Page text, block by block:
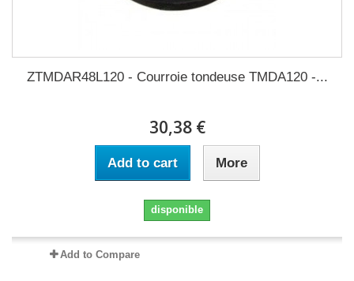
ZTMDAR48L120 - Courroie tondeuse TMDA120 -...
30,38 €
Add to cart More
disponible
Add to Compare